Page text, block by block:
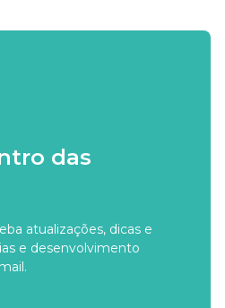
das
atualizações, dicas e
e desenvolvimento